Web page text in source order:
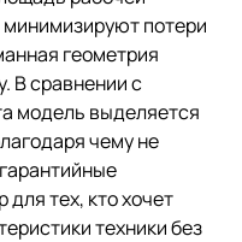
минимизируют потери
геометрия
В сравнении с
модель выделяется
чему не
тех, кто хочет
техники без